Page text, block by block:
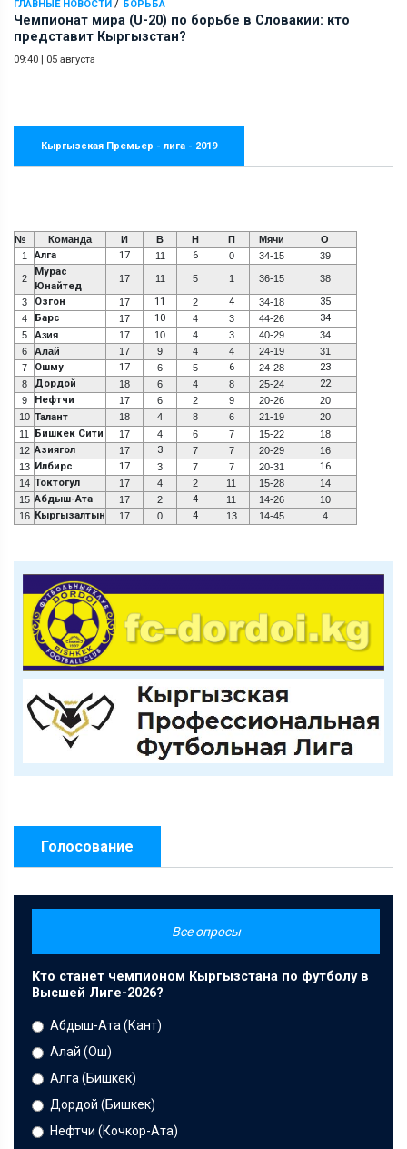
ГЛАВНЫЕ НОВОСТИ БОРЬБА
Чемпионат мира (U-20) по борьбе в Словакии: кто
представит Кыргызстан?
09:40 | 05 августа
Кыргызская Премьер - лига - 2019
№ Команда И В Н П Мячи
О
1
Алга 17 11 6 0 34-15 39
2
Мурас
Юнайтед
17 11 5 1 36-15 38
3 Озгон 17 11 2 4 34-18 35
4 Барс 17 10 4 3 44-26 34
5 Азия 17 10 4 3 40-29
34
6
Алай 17 9 4 4 24-19
31
7
Ошму 17 6 5 6 24-28 23
8 Дордой 18 6 4 8 25-24 22
9 Нефтчи 17 6 2 9 20-26
20
10 Талант 18 4 8 6 21-19
20
11
Бишкек Сити 17 4 6 7 15-22
18
12 Азиягол 17 3 7 7 20-29
16
13 Илбирс 17 3 7 7 20-31 16
14 Токтогул 17 4 2 11 15-28
14
15 Абдыш-Ата 17 2 4 11 14-26
10
16 Кыргызалтын 17 0 4 13 14-45 4
Голосование
Все опросы
Кто станет чемпионом Кыргызстана по футболу в
Высшей Лиге-2026?
Абдыш-Ата (Кант)
Алай (Ош)
Алга (Бишкек)
Дордой (Бишкек)
Нефтчи (Кочкор-Ата)